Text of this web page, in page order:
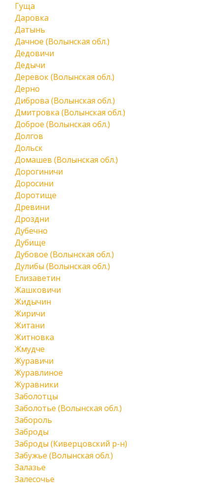
Гуща
Даровка
Датынь
Дачное (Волынская обл.)
Дедовичи
Дедычи
Деревок (Волынская обл.)
Дерно
Диброва (Волынская обл.)
Дмитровка (Волынская обл.)
Доброе (Волынская обл.)
Долгов
Дольск
Домашев (Волынская обл.)
Дорогиничи
Доросини
Доротище
Древини
Дроздни
Дубечно
Дубище
Дубовое (Волынская обл.)
Дулибы (Волынская обл.)
Елизаветин
Жашковичи
Жидычин
Жиричи
Житани
Житновка
Жмудче
Журавичи
Журавлиное
Журавники
Заболотцы
Заболотье (Волынская обл.)
Забороль
Заброды
Заброды (Киверцовский р-н)
Забужье (Волынская обл.)
Залазье
Залесочье